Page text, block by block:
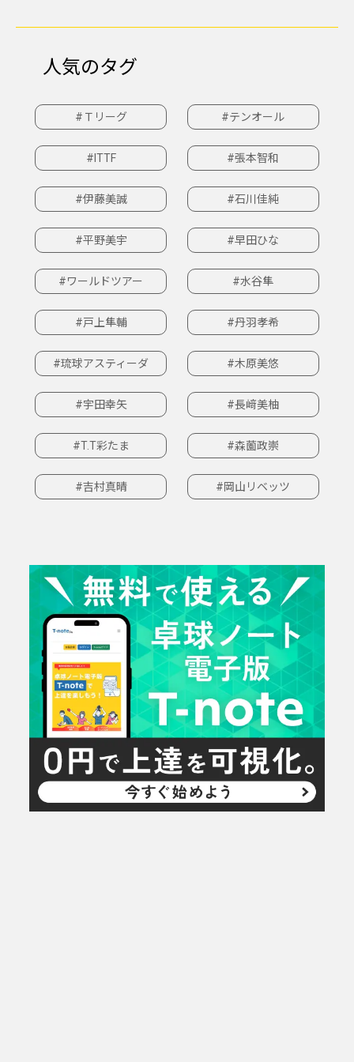
人気のタグ
#Ｔリーグ #テンオール
#ITTF #張本智和
#伊藤美誠 #石川佳純
#平野美宇 #早田ひな
#ワールドツアー #水谷隼
#戸上隼輔 #丹羽孝希
#琉球アスティーダ #木原美悠
#宇田幸矢 #長﨑美柚
#T.T彩たま #森薗政崇
#吉村真晴 #岡山リベッツ